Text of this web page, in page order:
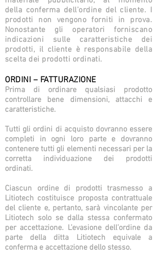
della conferma dell’ordine del cliente. I
prodotti non vengono forniti in prova.
Nonostante gli operatori forniscano
indicazioni sulle caratteristiche dei
prodotti, il cliente è responsabile della
scelta dei prodotti ordinati.
ORDINI – FATTURAZIONE
Prima di ordinare qualsiasi prodotto
controllare bene dimensioni, attacchi e
caratteristiche.
Tutti gli ordini di acquisto dovranno essere
completi in ogni loro parte e dovranno
contenere tutti gli elementi necessari per la
corretta individuazione dei prodotti
ordinati.
Ciascun ordine di prodotti trasmesso a
Litiotech costituisce proposta contrattuale
del cliente e, pertanto, sarà vincolante per
Litiotech solo se dalla stessa confermato
per accettazione. L’evasione dell’ordine da
parte della ditta Litiotech equivale a
conferma e accettazione dello stesso.